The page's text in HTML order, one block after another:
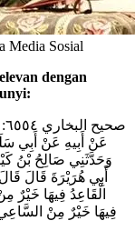
Media Sosial
dengan
عَنْ أَبِيهِ عَنْ أَبِي
وَحَدَّثَنِي صَالِحُ بْنُ
أَبِي هُرَيْرَةَ قَالَ
الْقَاعِدُ فِيهَا خَيْرٌ
فِيهَا خَيْرٌ مِنْ